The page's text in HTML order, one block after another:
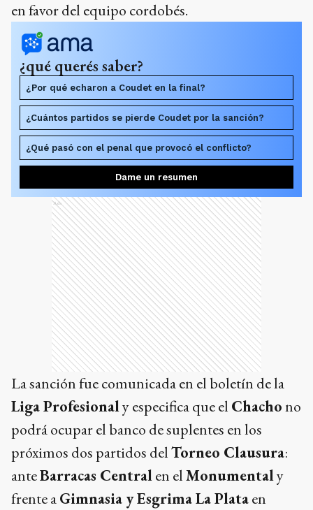
en favor del equipo cordobés.
¿qué querés saber?
¿Por qué echaron a Coudet en la final?
¿Cuántos partidos se pierde Coudet por la sanción?
¿Qué pasó con el penal que provocó el conflicto?
Dame un resumen
Ads
La sanción fue comunicada en el boletín de la
Liga Profesionaly especifica que el Chachono
podrá ocupar el banco de suplentes en los
próximos dos partidos delTorneo Clausura:
anteBarracas Centralen elMonumentaly
frente aGimnasia y Esgrima La Plataen